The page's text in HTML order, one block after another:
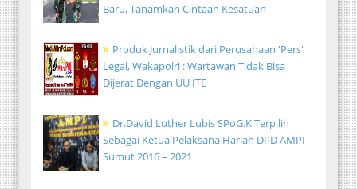
Baru, Tanamkan Cintaan Kesatuan
Produk Jurnalistik dari Perusahaan 'Pers'
Legal, Wakapolri : Wartawan Tidak Bisa
Dijerat Dengan UU ITE
Dr.David Luther Lubis SPoG.K Terpilih
Sebagai Ketua Pelaksana Harian DPD AMPI
Sumut 2016 – 2021